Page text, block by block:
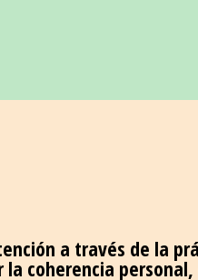
a través de la
coherencia